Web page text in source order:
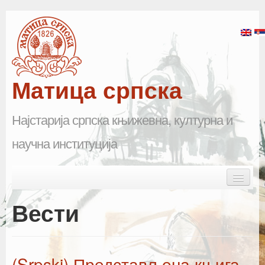
Матица српска
Најстарија српска књижевна, културна и
научна институција
Почетна
Матица српска
Вести